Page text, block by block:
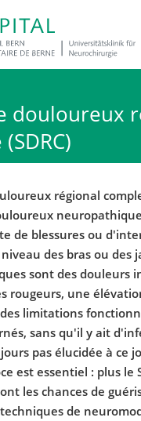
douloureux
régional
de blessures ou
des bras ou des
sont des douleurs
rougeurs, une
limitations
sans qu'il y ait
pas élucidée à ce
est essentiel : plus le
les chances de
de